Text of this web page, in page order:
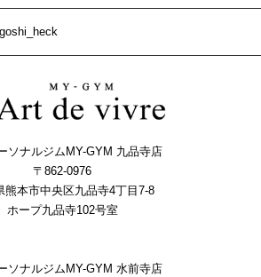
ソナルジムMY-GYM 九品寺店
〒862-0976
熊本市中央区九品寺4丁目7-8
ホープ九品寺102号室
ソナルジムMY-GYM 水前寺店